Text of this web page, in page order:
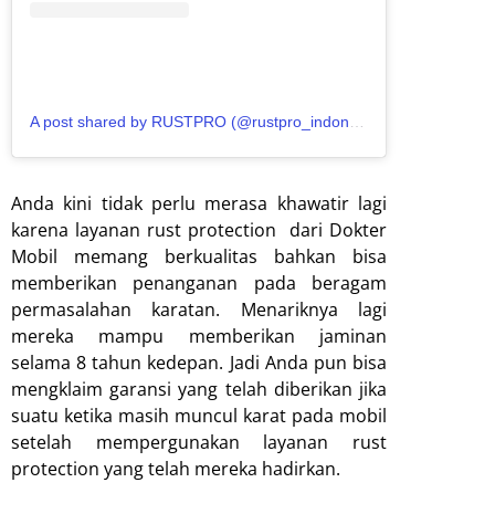
Anda kini tidak perlu merasa khawatir lagi
karena layanan rust protection dari Dokter
Mobil memang berkualitas bahkan bisa
memberikan penanganan pada beragam
permasalahan karatan. Menariknya lagi
mereka mampu memberikan jaminan
selama 8 tahun kedepan. Jadi Anda pun bisa
mengklaim garansi yang telah diberikan jika
suatu ketika masih muncul karat pada mobil
setelah mempergunakan layanan rust
protection yang telah mereka hadirkan.